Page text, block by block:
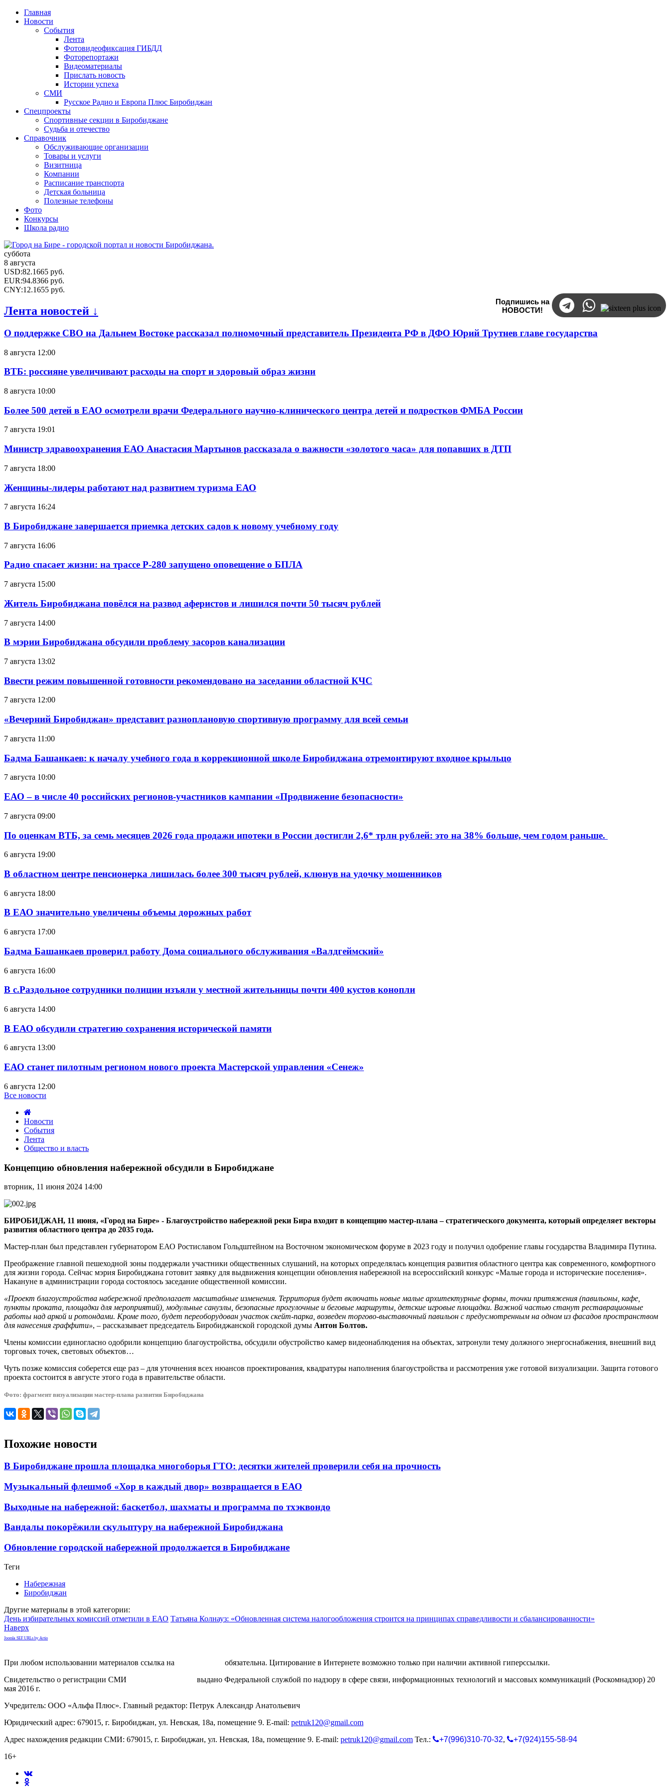
Главная
Новости
События
Лента
Фотовидеофиксация ГИБДД
Фоторепортажи
Видеоматериалы
Прислать новость
Истории успеха
СМИ
Русское Радио и Европа Плюс Биробиджан
Спецпроекты
Спортивные секции в Биробиджане
Судьба и отечество
Справочник
Обслуживающие организации
Товары и услуги
Визитница
Компании
Расписание транспорта
Детская больница
Полезные телефоны
Фото
Конкурсы
Школа радио
суббота
8 августа
USD:82.1665 руб.
EUR:94.8366 руб.
CNY:12.1655 руб.
Подпишись на
НОВОСТИ!
Лента новостей ↓
О поддержке СВО на Дальнем Востоке рассказал полномочный представитель Президента РФ в ДФО Юрий Трутнев главе государства
8 августа 12:00
ВТБ: россияне увеличивают расходы на спорт и здоровый образ жизни
8 августа 10:00
Более 500 детей в ЕАО осмотрели врачи Федерального научно-клинического центра детей и подростков ФМБА России
7 августа 19:01
Министр здравоохранения ЕАО Анастасия Мартынов рассказала о важности «золотого часа» для попавших в ДТП
7 августа 18:00
Женщины-лидеры работают над развитием туризма ЕАО
7 августа 16:24
В Биробиджане завершается приемка детских садов к новому учебному году
7 августа 16:06
Радио спасает жизни: на трассе Р-280 запущено оповещение о БПЛА
7 августа 15:00
Житель Биробиджана повёлся на развод аферистов и лишился почти 50 тысяч рублей
7 августа 14:00
В мэрии Биробиджана обсудили проблему засоров канализации
7 августа 13:02
Ввести режим повышенной готовности рекомендовано на заседании областной КЧС
7 августа 12:00
«Вечерний Биробиджан» представит разноплановую спортивную программу для всей семьи
7 августа 11:00
Бадма Башанкаев: к началу учебного года в коррекционной школе Биробиджана отремонтируют входное крыльцо
7 августа 10:00
ЕАО – в числе 40 российских регионов-участников кампании «Продвижение безопасности»
7 августа 09:00
По оценкам ВТБ, за семь месяцев 2026 года продажи ипотеки в России достигли 2,6* трлн рублей: это на 38% больше, чем годом раньше.
6 августа 19:00
В областном центре пенсионерка лишилась более 300 тысяч рублей, клюнув на удочку мошенников
6 августа 18:00
В ЕАО значительно увеличены объемы дорожных работ
6 августа 17:00
Бадма Башанкаев проверил работу Дома социального обслуживания «Валдгеймский»
6 августа 16:00
В с.Раздольное сотрудники полиции изъяли у местной жительницы почти 400 кустов конопли
6 августа 14:00
В ЕАО обсудили стратегию сохранения исторической памяти
6 августа 13:00
ЕАО станет пилотным регионом нового проекта Мастерской управления «Сенеж»
6 августа 12:00
Все новости
Новости
События
Лента
Общество и власть
обновления
набережной
обсудили
Биробиджане
Концепцию обновления набережной обсудили в Биробиджане
вторник, 11 июня 2024 14:00
БИРОБИДЖАН, 11 июня, «Город на Бире» - Благоустройство набережной реки Бира входит в концепцию мастер-плана – стратегического документа, который определяет векторы
развития областного центра до 2035 года.
Мастер-план был представлен губернатором ЕАО Ростиславом Гольдштейном на Восточном экономическом форуме в 2023 году и получил одобрение главы государства Владимира Путина.
Преображение главной пешеходной зоны поддержали участники общественных слушаний, на которых определялась концепция развития областного центра как современного, комфортного
для жизни города. Сейчас мэрия Биробиджана готовит заявку для выдвижения концепции обновления набережной на всероссийский конкурс «Малые города и исторические поселения».
Накануне в администрации города состоялось заседание общественной комиссии.
«Проект благоустройства набережной предполагает масштабные изменения. Территория будет включать новые малые архитектурные формы, точки притяжения (павильоны, кафе,
пункты проката, площадки для мероприятий), модульные санузлы, безопасные прогулочные и беговые маршруты, детские игровые площадки. Важной частью станут реставрационные
работы над аркой и ротондами. Кроме того, будет переоборудован участок скейт-парка, возведен торгово-выставочный павильон с предусмотренным на одном из фасадов пространством
для нанесения граффити», – рассказывает председатель Биробиджанской городской думы Антон Болтов.
Члены комиссии единогласно одобрили концепцию благоустройства, обсудили обустройство камер видеонаблюдения на объектах, затронули тему должного энергоснабжения, внешний вид
торговых точек, световых объектов…
Чуть позже комиссия соберется еще раз – для уточнения всех нюансов проектирования, квадратуры наполнения благоустройства и рассмотрения уже готовой визуализации. Защита готового
проекта состоится в августе этого года в правительстве области.
Фото: фрагмент визуализации мастер-плана развития Биробиджана
Похожие новости
В Биробиджане прошла площадка многоборья ГТО: десятки жителей проверили себя на прочность
Музыкальный флешмоб «Хор в каждый двор» возвращается в ЕАО
Выходные на набережной: баскетбол, шахматы и программа по тхэквондо
Вандалы покорёжили скульптуру на набережной Биробиджана
Обновление городской набережной продолжается в Биробиджане
Теги
Набережная
Биробиджан
Другие материалы в этой категории:
День избирательных комиссий отметили в ЕАО Татьяна Колнауз: «Обновленная система налогообложения строится на принципах справедливости и сбалансированности»
Наверх
Joomla SEF URLs by Artio
При любом использовании материалов ссылка на
обязательна. Цитирование в Интернете возможно только при наличии активной гиперссылки.
Свидетельство о регистрации СМИ
выдано Федеральной службой по надзору в сфере связи, информационных технологий и массовых коммуникаций (Роскомнадзор) 20
мая 2016 г.
Учредитель: ООО «Альфа Плюс». Главный редактор: Петрук Александр Анатольевич
Юридический адрес: 679015, г. Биробиджан, ул. Невская, 18а, помещение 9. E-mail: petruk120@gmail.com
Адрес нахождения редакции СМИ: 679015, г. Биробиджан, ул. Невская, 18а, помещение 9. E-mail: petruk120@gmail.com Тел.: +7(996)310-70-32,
+7(924)155-58-94
16+